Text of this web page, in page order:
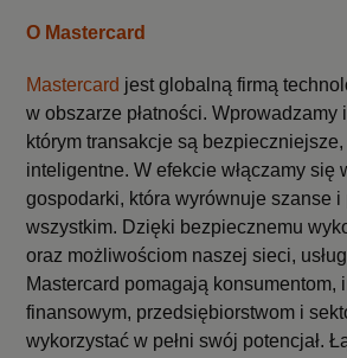
O Mastercard
Mastercard jest globalną firmą
w obszarze płatności. Wprowadzamy
którym transakcje są
inteligentne. W efekcie włączamy się
gospodarki, która wyrównuje szanse i
wszystkim. Dzięki bezpiecznemu
oraz możliwościom naszej sieci,
Mastercard pomagają konsumentom,
finansowym, przedsiębiorstwom i
wykorzystać w pełni swój potencjał.